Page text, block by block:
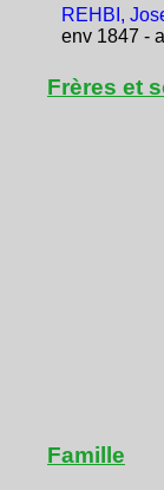
REHBI,
env 1847 -
Frères et
Famille